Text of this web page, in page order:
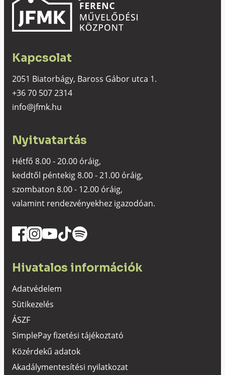
Kapcsolat
2051 Biatorbágy, Baross Gábor utca 1.
+36 70 507 2314
info@jfmk.hu
Nyitvatartás
Hétfő 8.00 - 20.00 óráig,
keddtől péntekig 8.00 - 21.00 óráig,
szombaton 8.00 - 12.00 óráig,
valamint rendezvényekhez igazodóan.
Hivatalos információk
Adatvédelem
Sütikezelés
ÁSZF
SimplePay fizetési tájékoztató
Közérdekű adatok
Akadálymentesítési nyilatkozat